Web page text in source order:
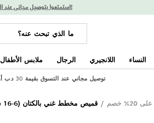
استمتعوا بتوصيل مجاني عند التسوق بقيمة 9 د.ب فقط. متوفر لفترة محدودة فقط!
النساء اللانجيري الرجال ملابس الأطفال
توصيل مجاني عند التسوق بقيمة 30 د.ب أو أكثر
/ قميص مخطط غني بالكتان (6-16 سنة)